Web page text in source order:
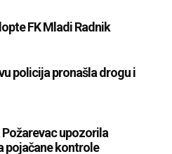
FK Mladi Radnik
policija pronašla drogu i
upozorila
pojačane kontrole